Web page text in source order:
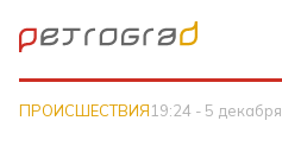
ПРОИСШЕСТВИЯ19:24 - 5 декабря